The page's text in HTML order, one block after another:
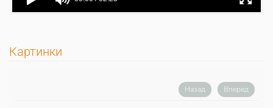
Картинки
Назад Вперед